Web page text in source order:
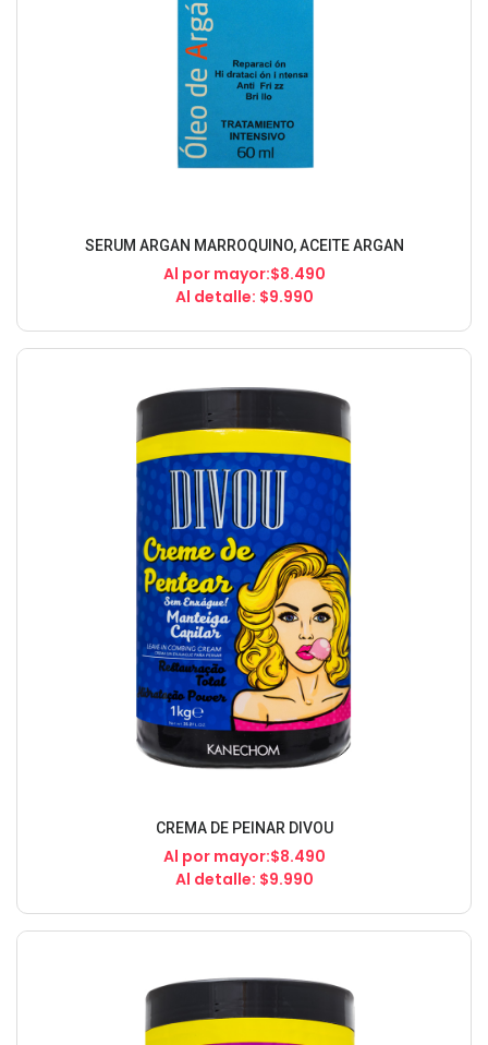
SERUM ARGAN MARROQUINO, ACEITE ARGAN
Al por mayor:$8.490
Al detalle: $9.990
CREMA DE PEINAR DIVOU
Al por mayor:$8.490
Al detalle: $9.990